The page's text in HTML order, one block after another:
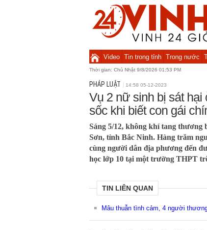
Video Tin trong tỉnh Trong nước
Thời gian: Chủ Nhật 9/8/2026 01:53 PM
PHÁP LUẬT 14:58 05-12-2023
Vụ 2 nữ sinh bị sát
sốc khi biết con gái
Sáng 5/12, không khí tang
Sơn, tỉnh Bắc Ninh. Hàng trăm
cùng người dân địa phương đến
học lớp 10 tại một trường THPT
TIN LIÊN QUAN
Mâu thuẫn tình cảm, 4 người